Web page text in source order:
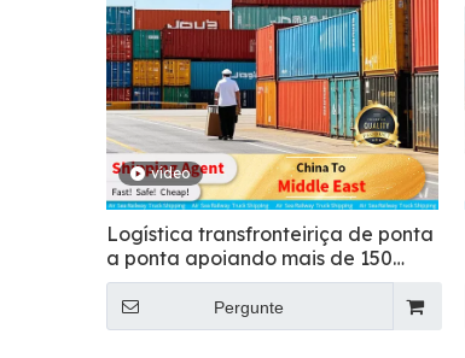
vídeo
Logística transfronteiriça de ponta
a ponta apoiando mais de 150
países - Voando
Pergunte